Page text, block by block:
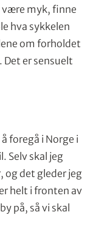
være myk, finne
hva sykkelen
om forholdet
er sensuelt
foregå i Norge i
Selv skal jeg
og det gleder jeg
helt i fronten av
på, så vi skal